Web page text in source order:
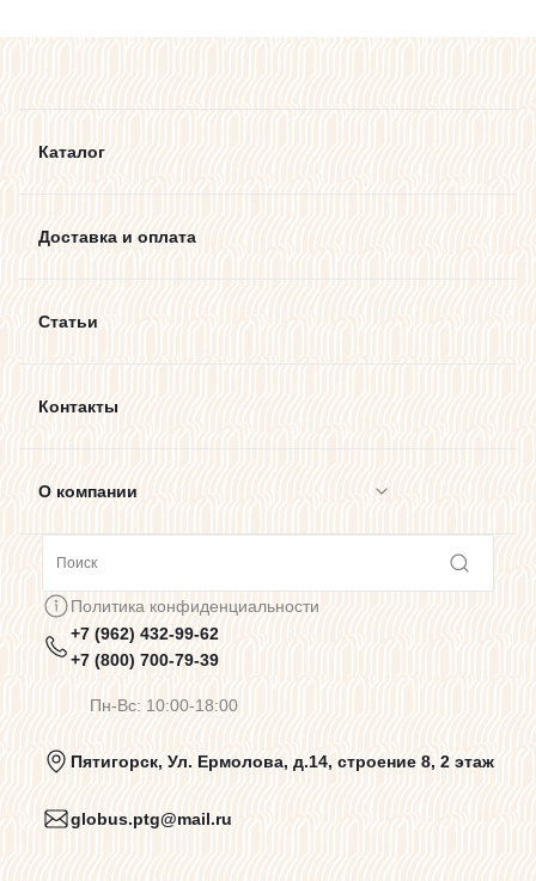
Каталог
Доставка и оплата
Статьи
Контакты
О компании
Предупреждения о цветопередаче
Политика конфиденциальности
Пользовательское соглашение
Политика конфиденциальности
+7 (962) 432-99-62
+7 (800) 700-79-39
Пн-Вс: 10:00-18:00
Пятигорск, Ул. Ермолова, д.14, строение 8, 2 этаж
globus.ptg@mail.ru